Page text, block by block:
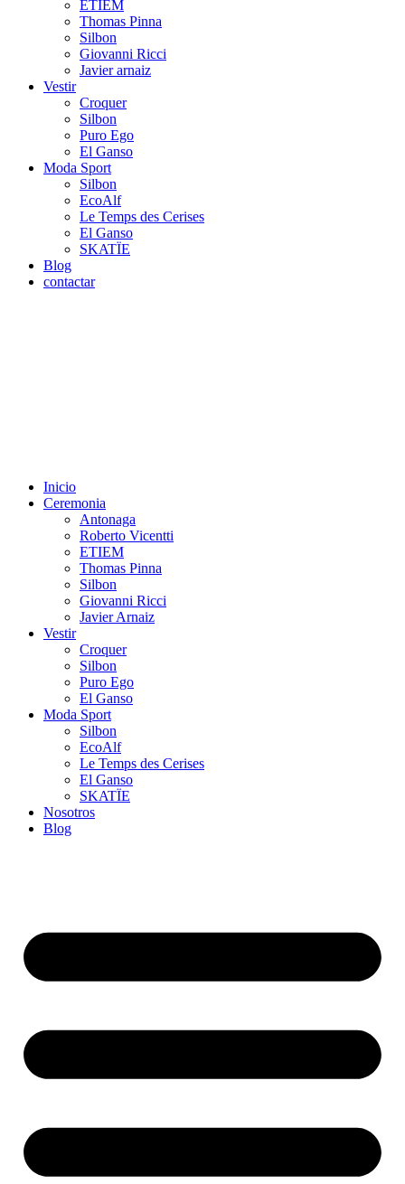
ETIEM
Thomas Pinna
Silbon
Giovanni Ricci
Javier arnaiz
Vestir
Croquer
Silbon
Puro Ego
El Ganso
Moda Sport
Silbon
EcoAlf
Le Temps des Cerises
El Ganso
SKATÏE
Blog
contactar
Inicio
Ceremonia
Antonaga
Roberto Vicentti
ETIEM
Thomas Pinna
Silbon
Giovanni Ricci
Javier Arnaiz
Vestir
Croquer
Silbon
Puro Ego
El Ganso
Moda Sport
Silbon
EcoAlf
Le Temps des Cerises
El Ganso
SKATÏE
Nosotros
Blog